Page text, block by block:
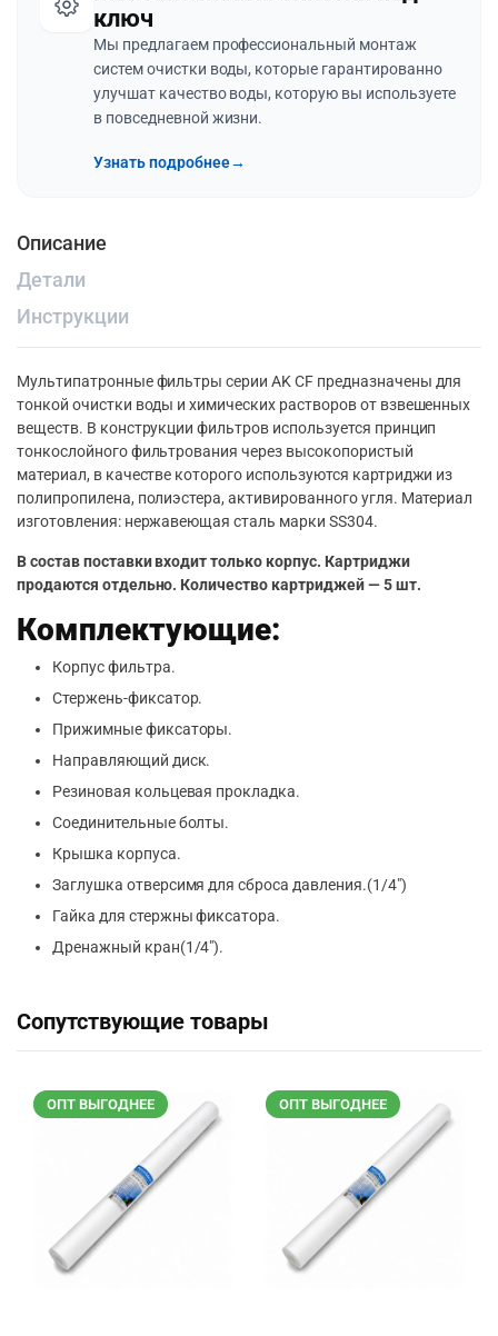
ключ
Мы предлагаем профессиональный монтаж
систем очистки воды, которые гарантированно
улучшат качество воды, которую вы используете
в повседневной жизни.
Узнать подробнее→
Описание
Детали
Инструкции
Мультипатронные фильтры серии AK CF предназначены для
тонкой очистки воды и химических растворов от взвешенных
веществ. В конструкции фильтров используется принцип
тонкослойного фильтрования через высокопористый
материал, в качестве которого используются картриджи из
полипропилена, полиэстера, активированного угля. Материал
изготовления: нержавеющая сталь марки SS304.
В состав поставки входит только корпус. Картриджи
продаются отдельно. Количество картриджей — 5 шт.
Комплектующие:
Корпус фильтра.
Стержень-фиксатор.
Прижимные фиксаторы.
Направляющий диск.
Резиновая кольцевая прокладка.
Соединительные болты.
Крышка корпуса.
Заглушка отверсимя для сброса давления.(1/4″)
Гайка для стержны фиксатора.
Дренажный кран(1/4″).
Сопутствующие товары
ОПТ ВЫГОДНЕЕ ОПТ ВЫГОДНЕЕ